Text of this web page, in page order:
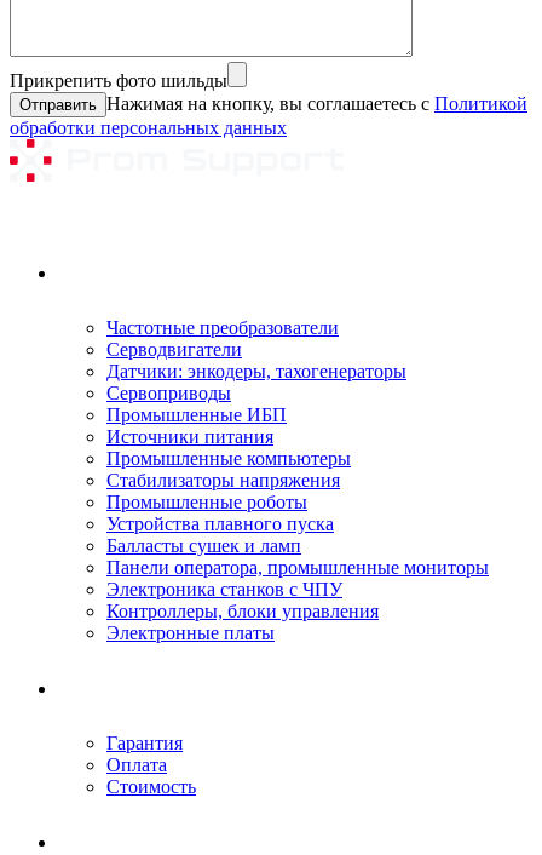
Прикрепить фото шильды
Нажимая на кнопку, вы соглашаетесь с Политикой
обработки персональных данных
Частотные преобразователи
Серводвигатели
Датчики: энкодеры, тахогенераторы
Сервоприводы
Промышленные ИБП
Источники питания
Промышленные компьютеры
Стабилизаторы напряжения
Промышленные роботы
Устройства плавного пуска
Балласты сушек и ламп
Панели оператора, промышленные мониторы
Электроника станков с ЧПУ
Контроллеры, блоки управления
Электронные платы
Гарантия
Оплата
Стоимость